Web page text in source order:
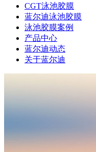
CGT泳池胶膜
蓝尔迪泳池胶膜
泳池胶膜案例
产品中心
蓝尔迪动态
关于蓝尔迪